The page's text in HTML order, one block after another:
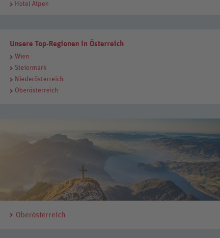
Hotel Alpen
Unsere Top-Regionen in Österreich
Wien
Steiermark
Niederösterreich
Oberösterreich
Oberösterreich